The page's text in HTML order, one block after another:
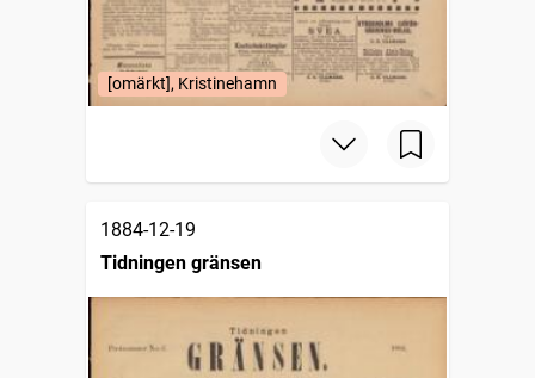
[omärkt], Kristinehamn
1884-12-19
Tidningen gränsen